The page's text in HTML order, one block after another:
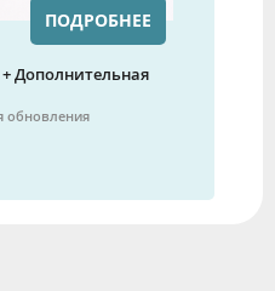
Дополнительная
обновления
ПОДРОБНЕЕ